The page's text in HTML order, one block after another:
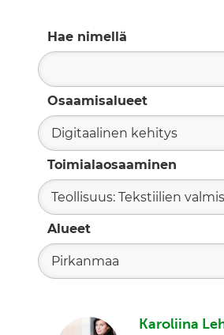
Hae nimellä
Osaamisalueet
Digitaalinen kehitys
Toimialaosaaminen
Teollisuus: Tekstiilien
Alueet
Pirkanmaa
Karoliina